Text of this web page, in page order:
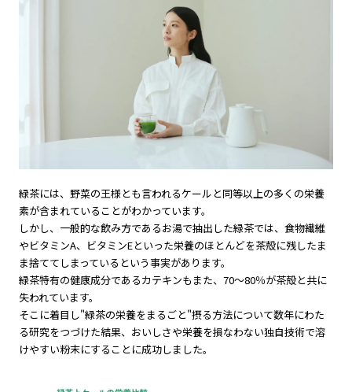
緑茶には、野菜の王様とも言われるケールと同等以上の多くの栄養
素が含まれていることがわかっています。
しかし、一般的な飲み方であるお湯で抽出した緑茶では、食物繊維
やビタミンA、ビタミンEといった栄養のほとんどを茶殻に残したま
ま捨ててしまっているという事実があります。
緑茶特有の健康成分であるカテキンもまた、70〜80％が茶殻と共に
失われています。
そこに着目し"緑茶の栄養をまるごと"摂る方法について数年にわた
る研究をつづけた結果、おいしさや栄養を損なわない独自技術で溶
けやすい粉末にすることに成功しました。